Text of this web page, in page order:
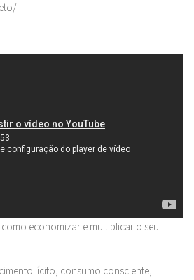
economizar e multiplicar o seu
lícito, consumo consciente,